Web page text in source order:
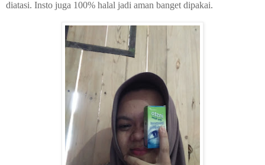
diatasi. Insto juga 100% halal jadi aman banget dipakai.